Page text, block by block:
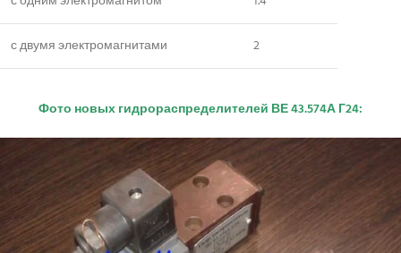
с двумя электромагнитами 2
Фото новых гидрораспределителей ВЕ 43.574А Г24: